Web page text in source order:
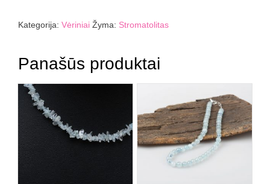
vėrinys
Kategorija: Vėriniai Žyma: Stromatolitas
Panašūs produktai